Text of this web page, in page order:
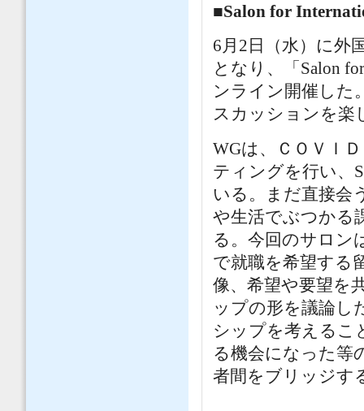
■Salon for
6月2日（水）に外
となり、「Salon
ンライン開催した
スカッションを楽
WGは、ＣＯＶＩ
ティングを行い、
いる。まだ直接会
や生活でぶつかる
る。今回のサロン
で就職を希望する
像、希望や要望を
ップの形を議論し
シップを考えるこ
る機会になった等
者間をブリッジす